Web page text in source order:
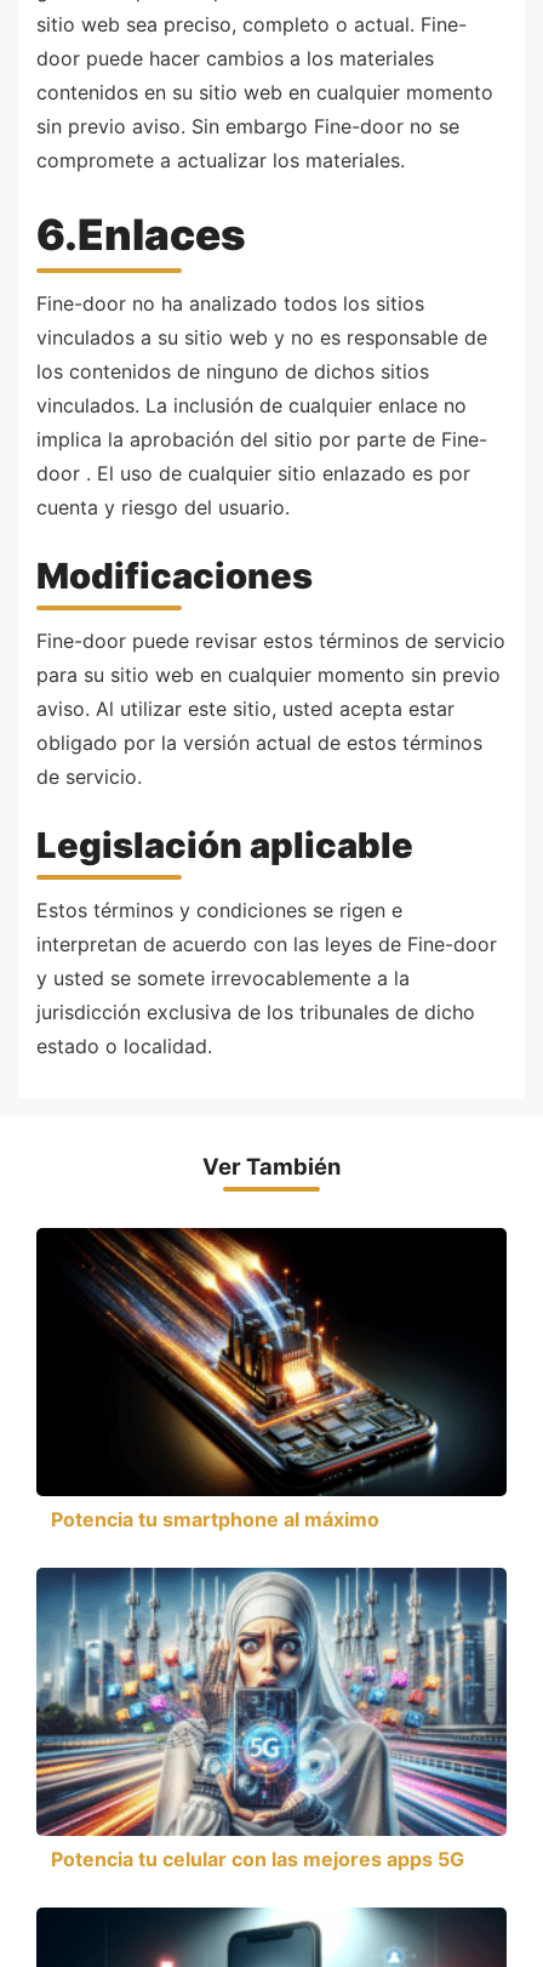
sitio web sea preciso, completo o actual. Fine-
door puede hacer cambios a los materiales
contenidos en su sitio web en cualquier momento
sin previo aviso. Sin embargo Fine-door no se
compromete a actualizar los materiales.
6.Enlaces
Fine-door no ha analizado todos los sitios
vinculados a su sitio web y no es responsable de
los contenidos de ninguno de dichos sitios
vinculados. La inclusión de cualquier enlace no
implica la aprobación del sitio por parte de Fine-
door . El uso de cualquier sitio enlazado es por
cuenta y riesgo del usuario.
Modificaciones
Fine-door puede revisar estos términos de servicio
para su sitio web en cualquier momento sin previo
aviso. Al utilizar este sitio, usted acepta estar
obligado por la versión actual de estos términos
de servicio.
Legislación aplicable
Estos términos y condiciones se rigen e
interpretan de acuerdo con las leyes de Fine-door
y usted se somete irrevocablemente a la
jurisdicción exclusiva de los tribunales de dicho
estado o localidad.
Ver También
Potencia tu smartphone al máximo
Potencia tu celular con las mejores apps 5G